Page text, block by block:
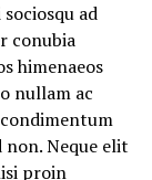
ad
conubia
himenaeos
nullam ac
non. Neque elit
proin